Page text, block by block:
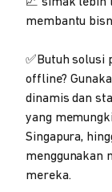
membantu
✅Butuh solusi
offline?
dinamis dan
yang
Singapura,
menggunakan
mereka.